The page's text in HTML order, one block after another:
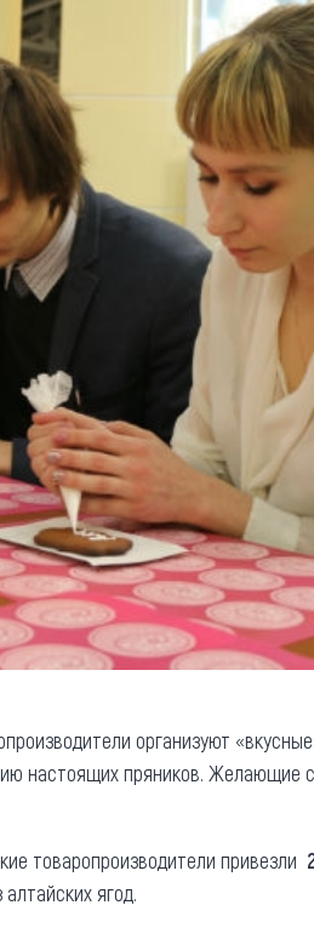
организуют
настоящих пряников. Желающие
товаропроизводители привезли
ягод.